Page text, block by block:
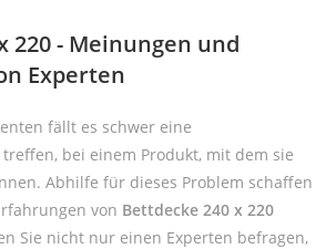
220 - Meinungen und
Experten
fällt es schwer eine
bei einem Produkt, mit dem sie
Abhilfe für dieses Problem schaffen
von Bettdecke 240 x 220
Sie nicht nur einen Experten befragen,